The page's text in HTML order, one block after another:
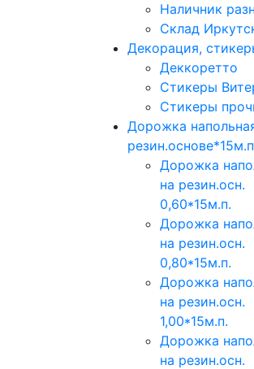
Наличник
Склад
Декорация,
Деккоретто
Стикеры
Стикеры
Дорожка
Дорожка
на резин.осн.
0,60*15м.п.
Дорожка
на резин.осн.
0,80*15м.п.
Дорожка
на резин.осн.
1,00*15м.п.
Дорожка
на резин.осн.